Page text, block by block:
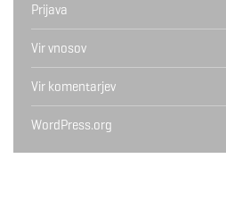
Prijava
Vir vnosov
Vir komentarjev
WordPress.org